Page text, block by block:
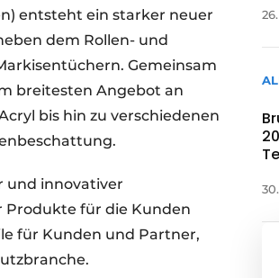
entsteht ein starker neuer
dem Rollen- und
Gemeinsam
breitesten Angebot an
bis hin zu verschiedenen
und innovativer
für die Kunden
für Kunden und Partner,